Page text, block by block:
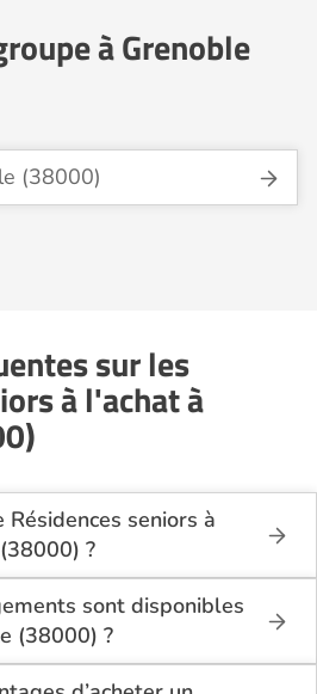
à Grenoble
(38000)
sur les
à l'achat à
seniors à
?
on recense
seniors à l'achat à
sont disponibles
(38000) ?
à Grenoble (38000)